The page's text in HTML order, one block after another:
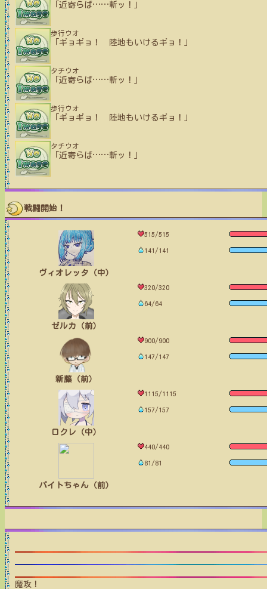
「近寄らば……斬ッ！」
歩行ウオ
「ギョギョ！ 陸地もいけるギョ！」
タチウオ
「近寄らば……斬ッ！」
歩行ウオ
「ギョギョ！ 陸地もいけるギョ！」
タチウオ
「近寄らば……斬ッ！」
戦闘開始！
ヴィオレッタ（中）
515/515
141/141
ゼルカ（前）
320/320
64/64
新藤（前）
900/900
147/147
ロクレ（中）
1115/1115
157/157
バイトちゃん（前）
440/440
81/81
魔攻！